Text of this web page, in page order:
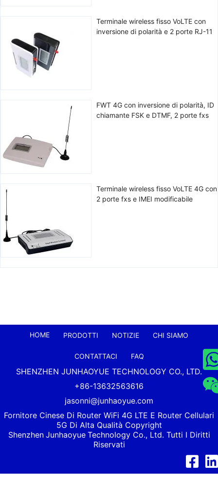
Terminale wireless fisso VoLTE con
inversione di polarità e 2 porte RJ-11
FWT 4G con inversione di polarità, ID
chiamante FSK e DTMF, 2 porte fxs
Terminale wireless fisso VoLTE 4G con
2 porte fxs e IMEI modificabile
HOME PRODOTTI NOTIZIE CHI SIAMO
CONTATTACI FAQ
SHENZHEN JUNHAOYUE TECHNOLOGY CO., LTD.
+86-13632563616
jasonni@junhaoyue.com
Fornitore Cinese Di Router WiFi 4G LTE E Router Cellulari
5G Di Alta Qualità Copyright
Shenzhen Junhaoyue Technology Co., Ltd. Tutti I Diritti
Riservati
Facebook